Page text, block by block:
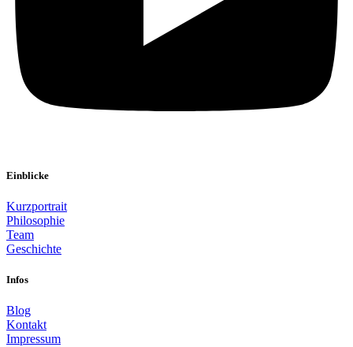
Einblicke
Kurzportrait
Philosophie
Team
Geschichte
Infos
Blog
Kontakt
Impressum